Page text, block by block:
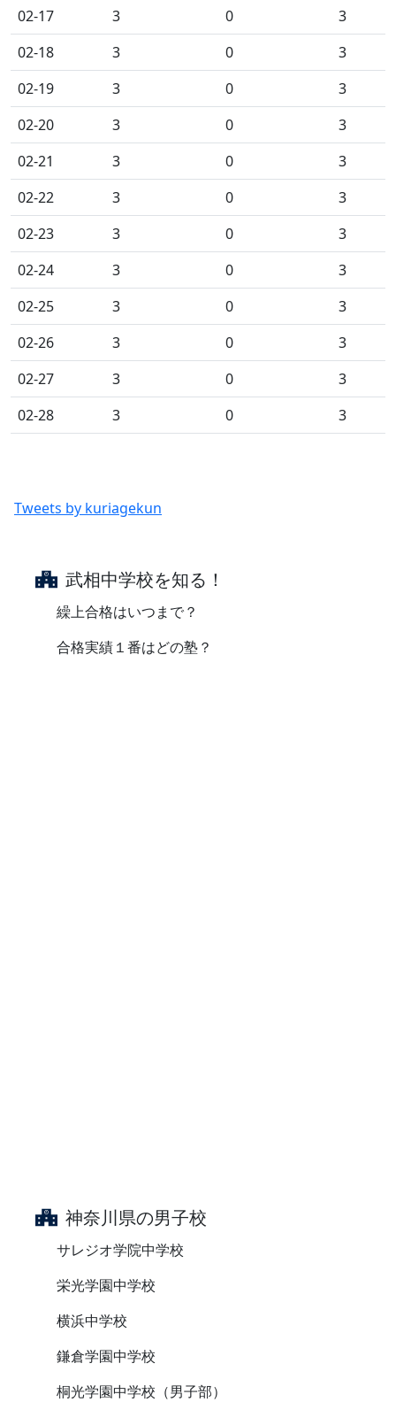
02-17 3 0
3
02-18
3 0
3
02-19
3 0
3
02-20
3 0
3
02-21
3 0
3
02-22
3 0
3
02-23
3 0
3
02-24
3 0
3
02-25
3 0
3
02-26
3 0
3
02-27
3 0
3
02-28
3 0 3
Tweets by kuriagekun
武相中学校を知る！
繰上合格はいつまで？
合格実績１番はどの塾？
神奈川県の男子校
サレジオ学院中学校
栄光学園中学校
横浜中学校
鎌倉学園中学校
桐光学園中学校（男子部）